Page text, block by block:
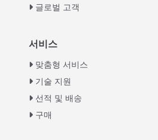
글로벌 고객
서비스
맞춤형 서비스
기술 지원
선적 및 배송
구매Turkish
Swahili
Urdu
Greek
Italian